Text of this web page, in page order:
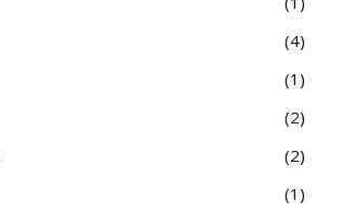
4
1
2
2
1